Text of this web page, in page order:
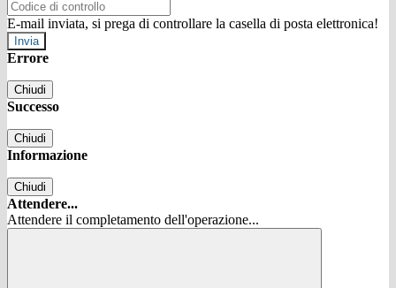
E-mail inviata, si prega di controllare la casella di posta elettronica!
Errore
Chiudi
Successo
Chiudi
Informazione
Chiudi
Attendere...
Attendere il completamento dell'operazione...